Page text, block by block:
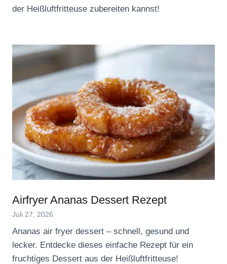
der Heißluftfritteuse zubereiten kannst!
Airfryer Ananas Dessert Rezept
Juli 27, 2026
Ananas air fryer dessert – schnell, gesund und
lecker. Entdecke dieses einfache Rezept für ein
fruchtiges Dessert aus der Heißluftfritteuse!